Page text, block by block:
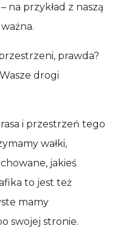
na przykład z naszą
prawda?
drogi
i przestrzeń tego
wałki,
jakieś
to jest też
mamy
swojej stronie.